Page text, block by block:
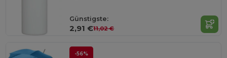
Günstigste:
2,91 €11,02 €
-56%